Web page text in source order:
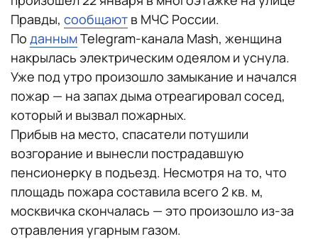
Правды, сообщают в МЧС России.
По даннымTelegram-канала Mash, женщина
накрылась электрическим одеялом и уснула.
Уже под утро произошло замыкание и начался
пожар — на запах дыма отреагировал сосед,
который и вызвал пожарных.
Прибыв на место, спасатели потушили
возгорание и вынесли пострадавшую
пенсионерку в подъезд. Несмотря на то, что
площадь пожара составила всего 2 кв. м,
москвичка скончалась — это произошло из-за
отравления угарным газом.